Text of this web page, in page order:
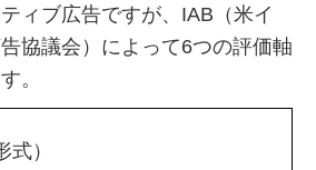
ィブ広告ですが、IAB（米イ
協議会）によって6つの評価軸
。
式）